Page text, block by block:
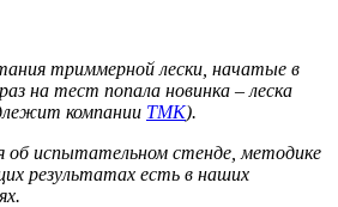
триммерной лески, начатые в
на тест попала новинка – леска
компании ТМК).
об испытательном стенде, методике
результатах есть в наших